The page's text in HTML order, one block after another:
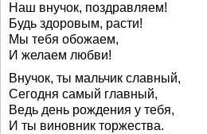
Наш внучок, поздравляем!
Будь здоровым, расти!
Мы тебя обожаем,
И желаем любви!
Внучок, ты мальчик славный,
Сегодня самый главный,
Ведь день рождения у тебя,
И ты виновник торжества.